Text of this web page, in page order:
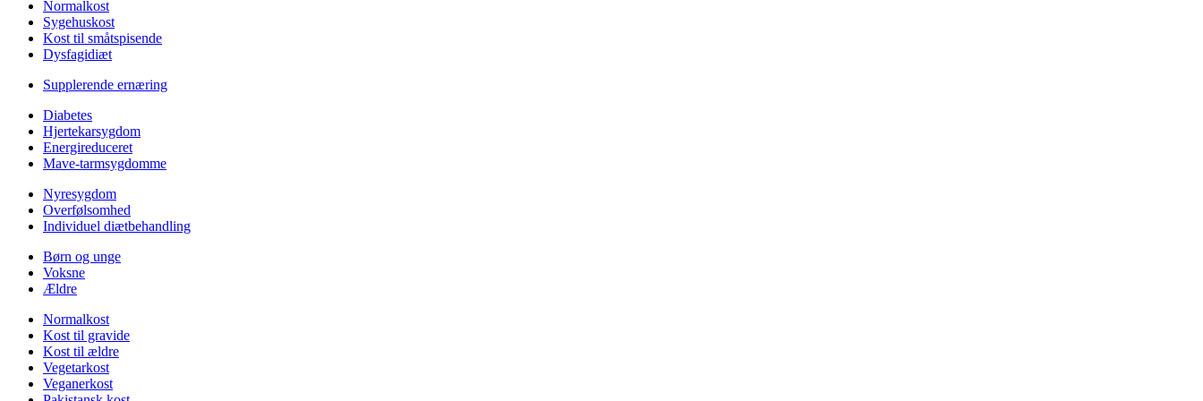
Normalkost
Sygehuskost
Kost til småtspisende
Dysfagidiæt
Supplerende ernæring
Diabetes
Hjertekarsygdom
Energireduceret
Mave-tarmsygdomme
Nyresygdom
Overfølsomhed
Individuel diætbehandling
Børn og unge
Voksne
Ældre
Normalkost
Kost til gravide
Kost til ældre
Vegetarkost
Veganerkost